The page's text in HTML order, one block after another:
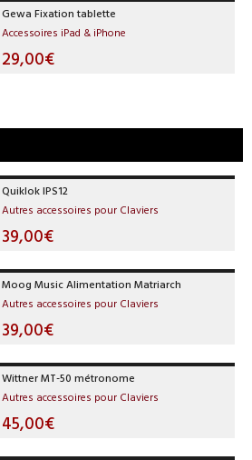
Gewa Fixation tablette
Accessoires iPad & iPhone
29,00€
Quiklok IPS12
Autres accessoires pour Claviers
39,00€
Moog Music Alimentation Matriarch
Autres accessoires pour Claviers
39,00€
Wittner MT-50 métronome
Autres accessoires pour Claviers
45,00€